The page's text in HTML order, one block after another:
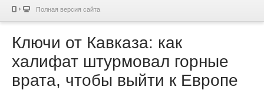
Полная версия сайта
Ключи от Кавказа: как
халифат штурмовал горные
врата, чтобы выйти к Европе